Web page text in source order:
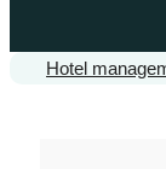
Hotel